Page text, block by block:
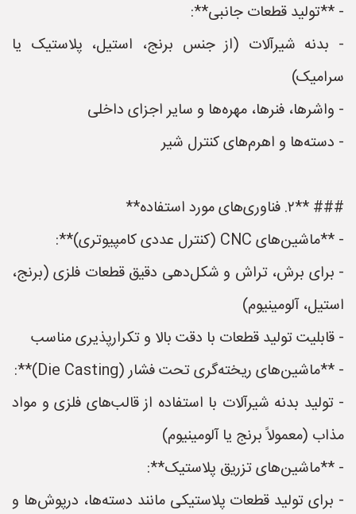
- **تولید قطعات جانبی**:
- بدنه شیرآلات (از جنس برنج، استیل، پلاستیک یا
سرامیک)
- واشرها، فنرها، مهره‌ها و سایر اجزای داخلی
- دسته‌ها و اهرم‌های کنترل شیر
### **۲. فناوری‌های مورد استفاده**
- **ماشین‌های CNC (کنترل عددی کامپیوتری)**:
- برای برش، تراش و شکل‌دهی دقیق قطعات فلزی (برنج،
استیل، آلومینیوم)
- قابلیت تولید قطعات با دقت بالا و تکرارپذیری مناسب
- **ماشین‌های ریخته‌گری تحت فشار (Die Casting)**:
- تولید بدنه شیرآلات با استفاده از قالب‌های فلزی و مواد
مذاب (معمولاً برنج یا آلومینیوم)
- **ماشین‌های تزریق پلاستیک**:
- برای تولید قطعات پلاستیکی مانند دسته‌ها، درپوش‌ها و